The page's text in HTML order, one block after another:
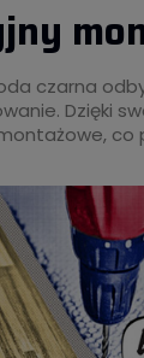
czarna
Dzięki
co